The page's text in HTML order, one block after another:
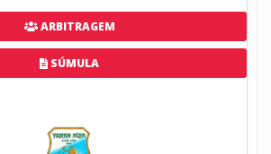
ARBITRAGEM
SÚMULA